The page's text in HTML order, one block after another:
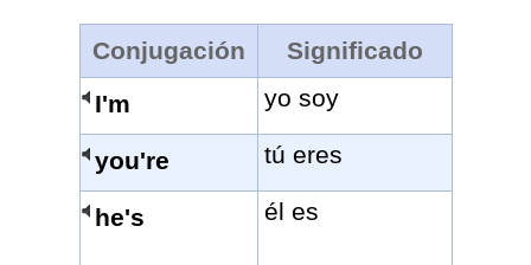
Conjugación
Significado
I'm
yo soy
you're tú eres
he's él es